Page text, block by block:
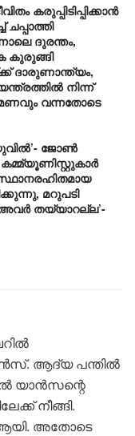
കരുപ്പിടിപ്പിക്കാൻ
ചപ്പാത്തി
ദുരന്തം,
കുരുങ്ങി
ദാരുണാന്ത്യം,
നിന്ന്
വന്നതോടെ
ജോൺ
കമ്മ്യൂണിസ്റ്റുകാർ
മറുപടി
തയ്യാറല്ല’-
ആദ്യ പന്തില്‍
യാന്‍സന്റെ
നീങ്ങി.
അതോടെ